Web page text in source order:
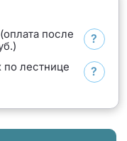
после
?
по лестнице
?